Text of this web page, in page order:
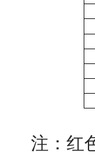
注：红